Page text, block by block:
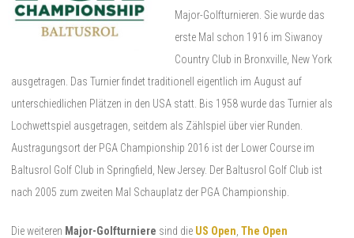
Major-Golfturnieren. Sie wurde das
erste Mal schon 1916 im Siwanoy
Country Club in Bronxville, New York
ausgetragen. Das Turnier findet traditionell eigentlich im August auf
unterschiedlichen Plätzen in den USA statt. Bis 1958 wurde das Turnier als
Lochwettspiel ausgetragen, seitdem als Zählspiel über vier Runden.
Austragungsort der PGA Championship 2016 ist der Lower Course im
Baltusrol Golf Club in Springfield, New Jersey. Der Baltusrol Golf Club ist
nach 2005 zum zweiten Mal Schauplatz der PGA Championship.
Die weiteren Major-Golfturniere sind die US Open The Open